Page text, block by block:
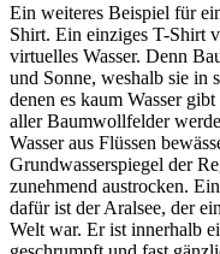
Ein weiteres Beispiel für
Shirt. Ein einziges T-Shirt
virtuelles Wasser. Denn
und Sonne, weshalb sie in
denen es kaum Wasser
aller Baumwollfelder
Wasser aus Flüssen
Grundwasserspiegel der
zunehmend austrocken.
dafür ist der Aralsee, der
Welt war. Er ist innerhalb